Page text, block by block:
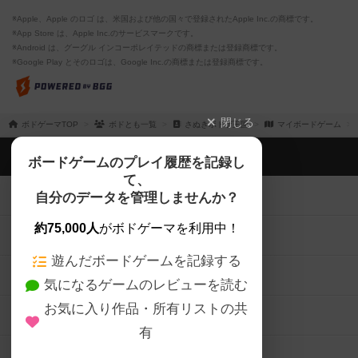
※Apple、Apple のロゴ は、米国および他の国々で登録されたApple Inc.の商標です。
※App Store は、Apple Inc.のサービスマークです。
※Android は、グーグル インコーポレイテッドの商標または登録商標です。
※Google Play とそのロゴは、Google Inc.の商標または登録商標です。
ボドゲーマTOP ボドとも一覧 さぬきボドゲ王国 マイボードゲーム
閉じる
ボードゲームのプレイ履歴を記録し
て、
自分のデータを管理しませんか？
約75,000人がボドゲーマを利用中！
遊んだボードゲームを記録する
気になるゲームのレビューを読む
お気に入り作品・所有リストの共
有
ボドゲーマTOP
ボードゲームを検索する
ボードゲームの新着レビュー
ボードゲーム会情報
メカニクス特集